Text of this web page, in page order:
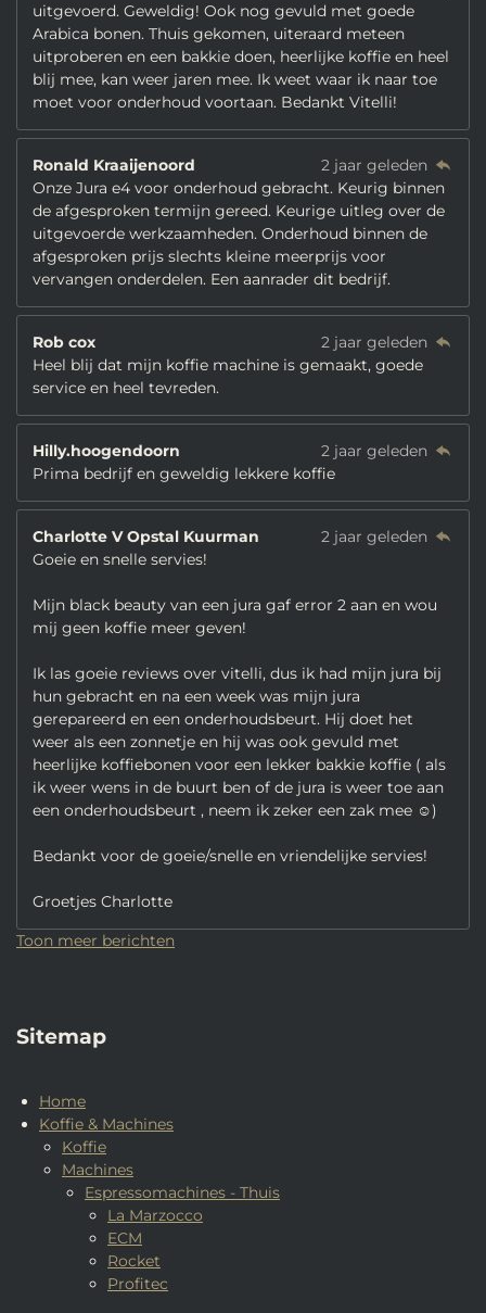
uitgevoerd. Geweldig! Ook nog gevuld met goede
Arabica bonen. Thuis gekomen, uiteraard meteen
uitproberen en een bakkie doen, heerlijke koffie en heel
blij mee, kan weer jaren mee. Ik weet waar ik naar toe
moet voor onderhoud voortaan. Bedankt Vitelli!
Ronald Kraaijenoord
2 jaar geleden
Onze Jura e4 voor onderhoud gebracht. Keurig binnen
de afgesproken termijn gereed. Keurige uitleg over de
uitgevoerde werkzaamheden. Onderhoud binnen de
afgesproken prijs slechts kleine meerprijs voor
vervangen onderdelen. Een aanrader dit bedrijf.
Rob cox
2 jaar geleden
Heel blij dat mijn koffie machine is gemaakt, goede
service en heel tevreden.
Hilly.hoogendoorn
2 jaar geleden
Prima bedrijf en geweldig lekkere koffie
Charlotte V Opstal Kuurman
2 jaar geleden
Goeie en snelle servies!
Mijn black beauty van een jura gaf error 2 aan en wou
mij geen koffie meer geven!
Ik las goeie reviews over vitelli, dus ik had mijn jura bij
hun gebracht en na een week was mijn jura
gerepareerd en een onderhoudsbeurt. Hij doet het
weer als een zonnetje en hij was ook gevuld met
heerlijke koffiebonen voor een lekker bakkie koffie ( als
ik weer wens in de buurt ben of de jura is weer toe aan
een onderhoudsbeurt , neem ik zeker een zak mee ☺️)
Bedankt voor de goeie/snelle en vriendelijke servies!
Groetjes Charlotte
Toon meer berichten
Sitemap
Home
Koffie & Machines
Koffie
Machines
Espressomachines - Thuis
La Marzocco
ECM
Rocket
Profitec